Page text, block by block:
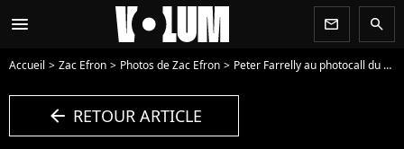
menu newsletter search
Accueil Zac Efron Photos de Zac Efron Peter Farrelly au photocall du 91ème déjeuner des nominés aux Oscars au Beverly Hilton dans le quartier de Beverlly Hills à Los Angeles, Californie, etats-Unis, le 4 février 2019. © Billy Bennight/Zuma Press/Bestimage - Photo
arrow_left RETOUR ARTICLE